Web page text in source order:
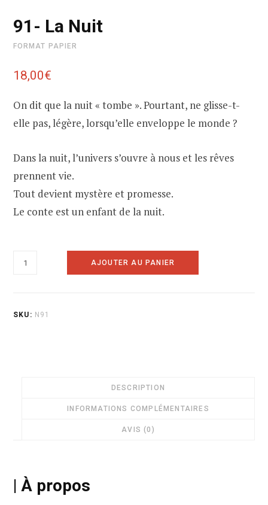
91- La Nuit
FORMAT PAPIER
18,00€
On dit que la nuit « tombe ». Pourtant, ne glisse-t-
elle pas, légère, lorsqu’elle enveloppe le monde ?
Dans la nuit, l’univers s’ouvre à nous et les rêves
prennent vie.
Tout devient mystère et promesse.
Le conte est un enfant de la nuit.
quantité
Nuit
AJOUTER AU PANIER
SKU: N91
DESCRIPTION
INFORMATIONS COMPLÉMENTAIRES
AVIS (0)
| À propos